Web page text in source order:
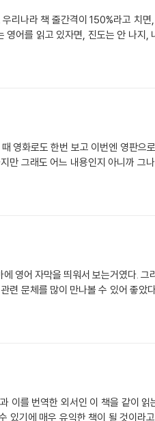
리나라 책 줄간격이 150%라고 치
어를 읽고 있자면, 진도는 안 나지,
만 그래도 어느 내용인지 아니까 그
영어 자막을 띄워서 보는거였다. 그
문체를 많이 만나볼 수 있어 좋았
이를 번역한 외서인 이 책을 같이 읽
있기에 매우 유익한 책이 될 것이라